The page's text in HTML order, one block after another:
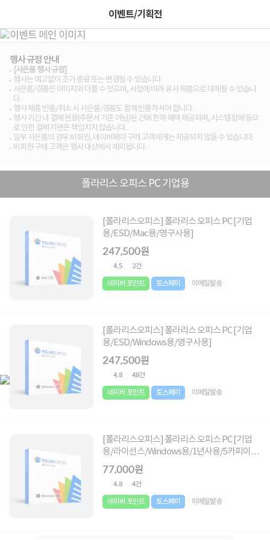
이벤트/기획전
행사 규정 안내
[사은품 행사 규정]
행사는 예고없이 조기 종료 또는 변경될 수 있습니다.
사은품/경품은 이미지와 다를 수 있으며, 사정에 따라 유사 제품으로 대체될 수 있습니
다.
행사 제품 반품/취소 시 사은품/경품도 함께 반품하셔야 합니다.
행사 기간 내 결제 완료(주문서 기준 아님)된 건에 한해 혜택 제공되며, 시스템장애 등으
로 인한 결제 지연은 책임지지 않습니다.
일부 사은품의 경우 비회원, 네이버페이 구매 고객에게는 제공되지 않을 수 있습니다.
비회원 구매 고객은 행사 대상에서 제외됩니다.
폴라리스 오피스 PC 기업용
[폴라리스오피스] 폴라리스 오피스 PC [기업
용/ESD/Mac용/영구사용]
247,500원
4.5 2건
네이버 포인트 토스페이 이메일발송
[폴라리스오피스] 폴라리스 오피스 PC [기업
용/ESD/Windows용/영구사용]
247,500원
4.8 48건
네이버 포인트 토스페이 이메일발송
[폴라리스오피스] 폴라리스 오피스 PC [기업
용/라이선스/Windows용/1년사용/5카피이상
부터 구매 가능]
77,000원
4.8 4건
네이버 포인트 토스페이 이메일발송